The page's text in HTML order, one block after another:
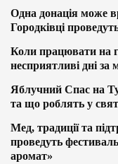
Одна донація може
Городківці
Коли працювати на
несприятливі дні
Яблучний Спас на
та що роблять у
Мед, традиції та
проведуть
аромат»